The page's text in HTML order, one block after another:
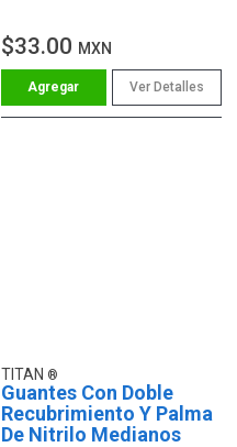
$33.00 MXN
Ver Detalles
TITAN
Guantes Con Doble
Recubrimiento Y Palma
De Nitrilo Medianos